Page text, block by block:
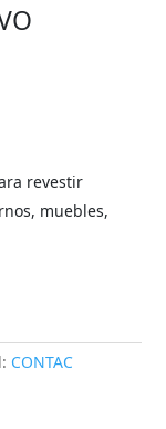
revestir
muebles,
CONTAC